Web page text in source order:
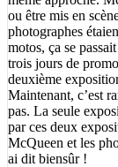
ou être mis en
photographes
motos, ça se
trois jours de
deuxième
Maintenant, c’est
pas. La seule
par ces deux
McQueen et les
ai dit biensûr !